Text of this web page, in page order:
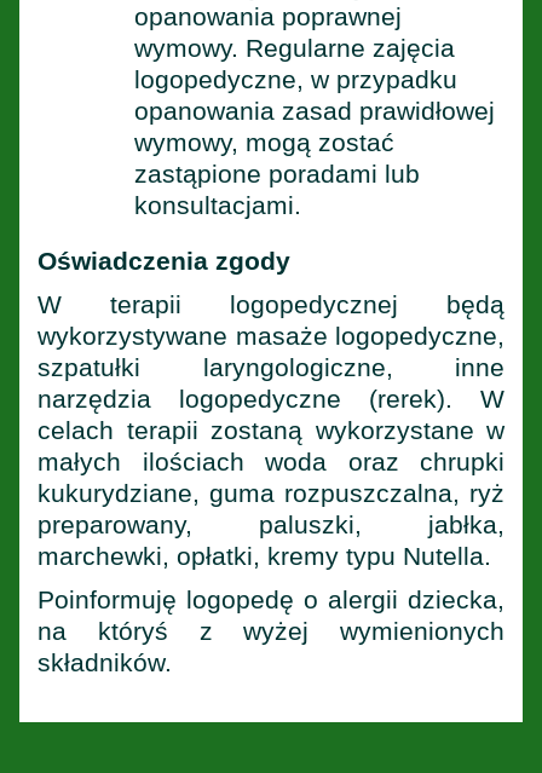
opanowania poprawnej
wymowy. Regularne zajęcia
logopedyczne, w przypadku
opanowania zasad prawidłowej
wymowy, mogą zostać
zastąpione poradami lub
konsultacjami.
Oświadczenia zgody
W terapii logopedycznej będą
wykorzystywane masaże logopedyczne,
szpatułki laryngologiczne, inne
narzędzia logopedyczne (rerek). W
celach terapii zostaną wykorzystane w
małych ilościach woda oraz chrupki
kukurydziane, guma rozpuszczalna, ryż
preparowany, paluszki, jabłka,
marchewki, opłatki, kremy typu Nutella.
Poinformuję logopedę o alergii dziecka,
na któryś z wyżej wymienionych
składników.